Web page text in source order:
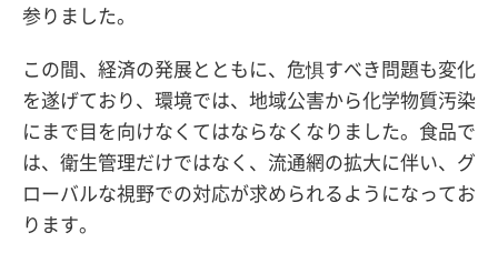
参りました。
この間、経済の発展とともに、危惧すべき問題も変化
を遂げており、環境では、地域公害から化学物質汚染
にまで目を向けなくてはならなくなりました。食品で
は、衛生管理だけではなく、流通網の拡大に伴い、グ
ローバルな視野での対応が求められるようになってお
ります。